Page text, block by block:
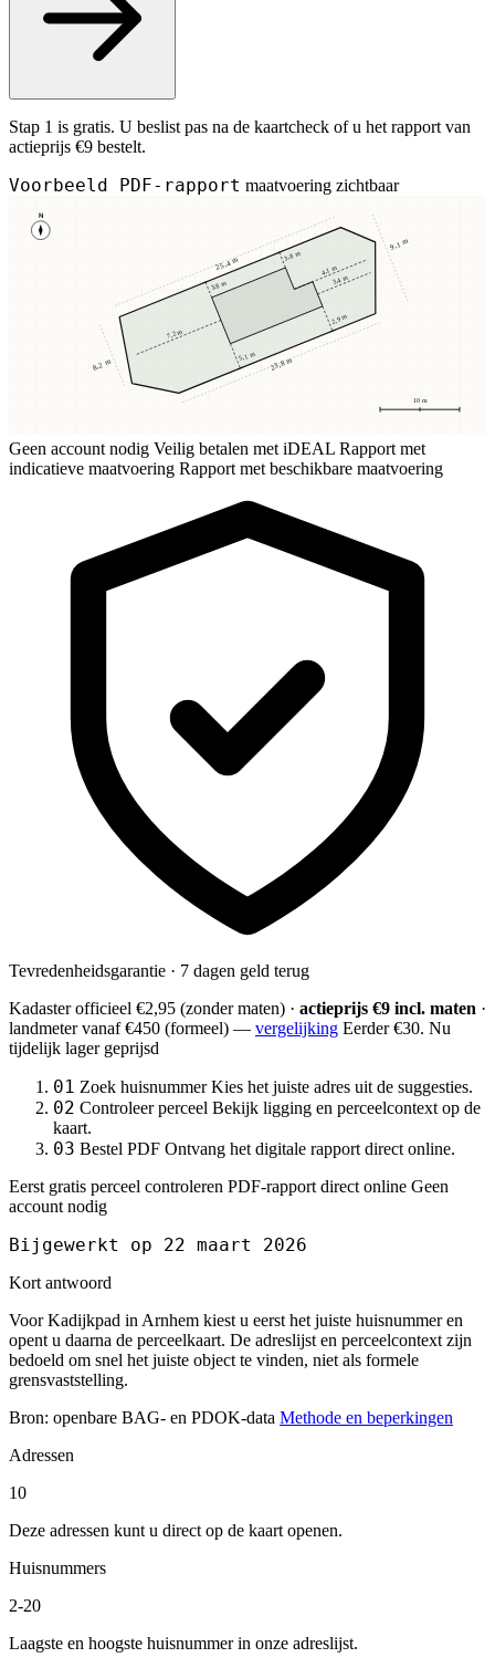
Stap 1 is gratis. U beslist pas na de kaartcheck of u het rapport van
actieprijs €9 bestelt.
Voorbeeld PDF-rapport maatvoering zichtbaar
N
10 m
3,8 m
3,8 m
5,1 m
2,9 m
7,2 m
3,4 m
4,1 m
25,4 m
23,8 m
8,2 m
9,1 m
Geen account nodig Veilig betalen met iDEAL Rapport met
indicatieve maatvoering Rapport met beschikbare maatvoering
Tevredenheidsgarantie · 7 dagen geld terug
Kadaster officieel €2,95 (zonder maten) · actieprijs €9 incl. maten ·
landmetervanaf €450 (formeel) — vergelijking Eerder €30. Nu
tijdelijk lager geprijsd
01 Zoek huisnummer Kies het juiste adres uit de suggesties.
02 Controleer perceel Bekijk ligging en perceelcontext op de
kaart.
03 Bestel PDF Ontvang het digitale rapport direct online.
Eerst gratis perceel controleren PDF-rapport direct online Geen
account nodig
Bijgewerkt op 22 maart 2026
Kort antwoord
Voor Kadijkpad in Arnhem kiest u eerst het juiste huisnummer en
opent u daarna de perceelkaart. De adreslijst en perceelcontext zijn
bedoeld om snel het juiste object te vinden, niet als formele
grensvaststelling.
Bron: openbare BAG- en PDOK-data Methode en beperkingen
Adressen
10
Deze adressen kunt u direct op de kaart openen.
Huisnummers
2-20
Laagste en hoogste huisnummer in onze adreslijst.